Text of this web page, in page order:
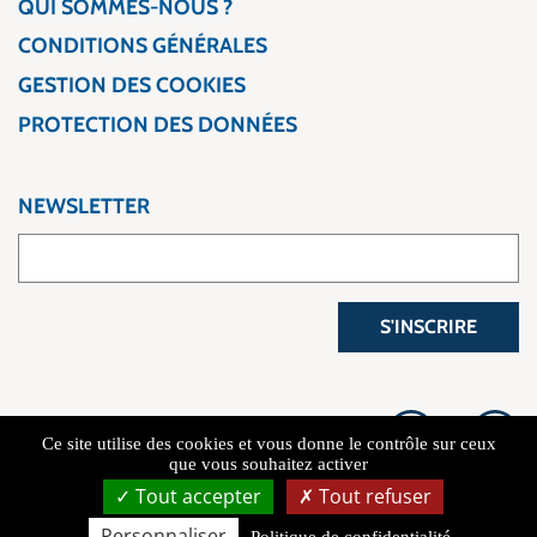
QUI SOMMES-NOUS ?
CONDITIONS GÉNÉRALES
GESTION DES COOKIES
PROTECTION DES DONNÉES
NEWSLETTER
S'INSCRIRE
Copyright 2026 L'Atelier du Voyage
Ce site utilise des cookies et vous donne le contrôle sur ceux
que vous souhaitez activer
Tout accepter
Tout refuser